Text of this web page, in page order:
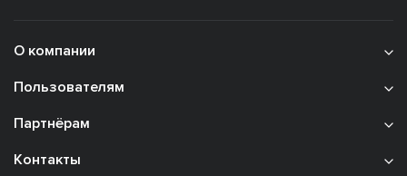
О компании
Пользователям
Партнёрам
Контакты